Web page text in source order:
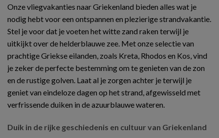
Onze vliegvakanties naar Griekenland bieden alles wat je
nodig hebt voor een ontspannen en plezierige strandvakantie.
Stel je voor dat je voeten het witte zand raken terwijl je
uitkijkt over de helderblauwe zee. Met onze selectie van
prachtige Griekse eilanden, zoals Kreta, Rhodos en Kos, vind
je zeker de perfecte bestemming om te genieten van de zon
en de rustige golven. Laat al je zorgen achter je terwijl je
geniet van eindeloze dagen op het strand, afgewisseld met
verfrissende duiken in de azuurblauwe wateren.
Duik in de rijke geschiedenis en cultuur van Griekenland